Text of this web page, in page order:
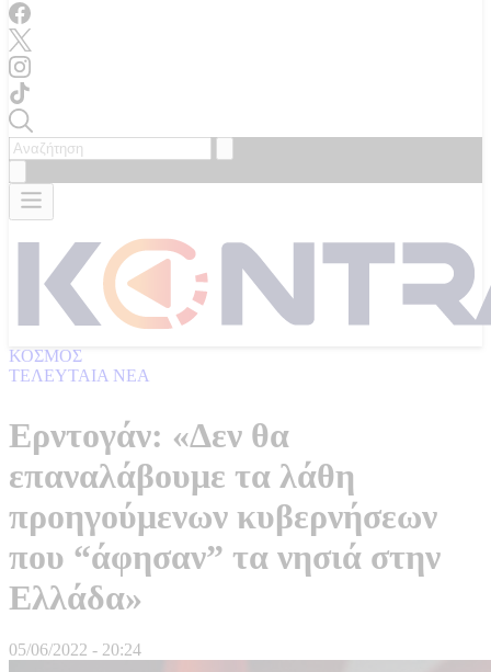
ΚΟΣΜΟΣ
ΤΕΛΕΥΤΑΙΑ ΝΕΑ
Ερντογάν: «Δεν θα
επαναλάβουμε τα λάθη
προηγούμενων κυβερνήσεων
που “άφησαν” τα νησιά στην
Ελλάδα»
05/06/2022 - 20:24